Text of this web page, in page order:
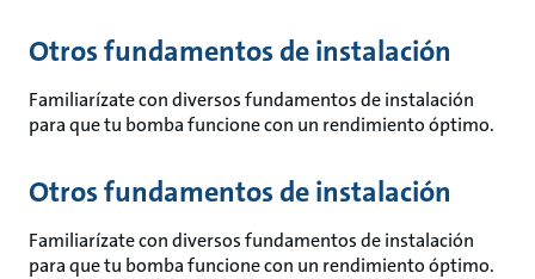
Otros fundamentos de instalación
Familiarízate con diversos fundamentos de instalación
para que tu bomba funcione con un rendimiento óptimo.
Otros fundamentos de instalación
Familiarízate con diversos fundamentos de instalación
para que tu bomba funcione con un rendimiento óptimo.